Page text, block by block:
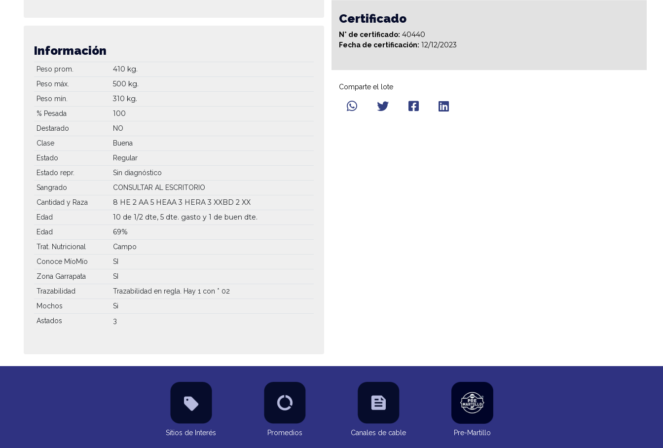
Información
Peso prom. 410 kg.
Peso máx. 500 kg.
Peso mín. 310 kg.
% Pesada 100
Destarado
NO
Clase
Buena
Estado
Regular
Estado repr.
Sin diagnóstico
Sangrado
CONSULTAR AL ESCRITORIO
Cantidad y Raza
8 HE 2 AA 5 HEAA3 HERA3 XXBD 2 XX
Edad 10 de 1/2 dte, 5 dte. gasto y 1 de buen dte.
Edad 69%
Trat. Nutricional
Campo
Conoce MíoMío
SI
Zona Garrapata
SI
Trazabilidad
Trazabilidad en regla. Hay 1 con * 02
Mochos
Si
Astados
3
Certificado
N° de certificado: 40440
Fecha de certificación: 12/12/2023
Comparte el lote
Sitios de Interés Promedios Canales de cable Pre-Martillo